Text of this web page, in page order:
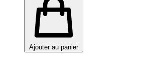
Ajouter au panier